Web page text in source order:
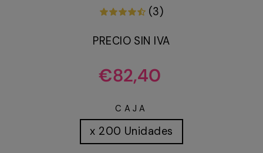
(3)
PRECIO SIN IVA
Precio
habitual
€82,40
CAJA
x 200 Unidades